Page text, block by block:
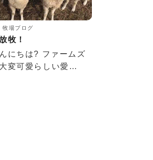
牧場ブログ
牧！
にちは? ファームズ
変可愛らしい愛…